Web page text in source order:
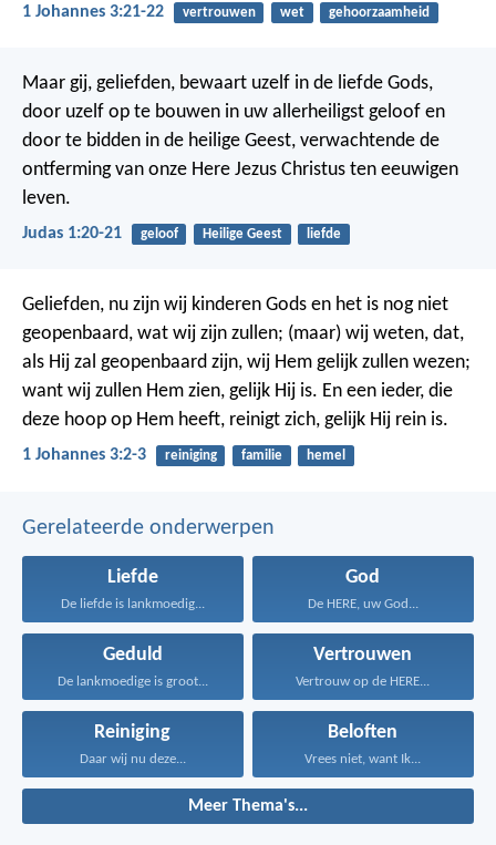
1 Johannes 3:21-22 vertrouwen wet gehoorzaamheid
Maar gij, geliefden, bewaart uzelf in de liefde Gods,
door uzelf op te bouwen in uw allerheiligst geloof en
door te bidden in de heilige Geest, verwachtende de
ontferming van onze Here Jezus Christus ten eeuwigen
leven.
Judas 1:20-21 geloof Heilige Geest liefde
Geliefden, nu zijn wij kinderen Gods en het is nog niet
geopenbaard, wat wij zijn zullen; (maar) wij weten, dat,
als Hij zal geopenbaard zijn, wij Hem gelijk zullen wezen;
want wij zullen Hem zien, gelijk Hij is. En een ieder, die
deze hoop op Hem heeft, reinigt zich, gelijk Hij rein is.
1 Johannes 3:2-3 reiniging familie hemel
Gerelateerde onderwerpen
Liefde
De liefde is lankmoedig...
God
De HERE, uw God...
Geduld
De lankmoedige is groot...
Vertrouwen
Vertrouw op de HERE...
Reiniging
Daar wij nu deze...
Beloften
Vrees niet, want Ik...
Meer Thema's...